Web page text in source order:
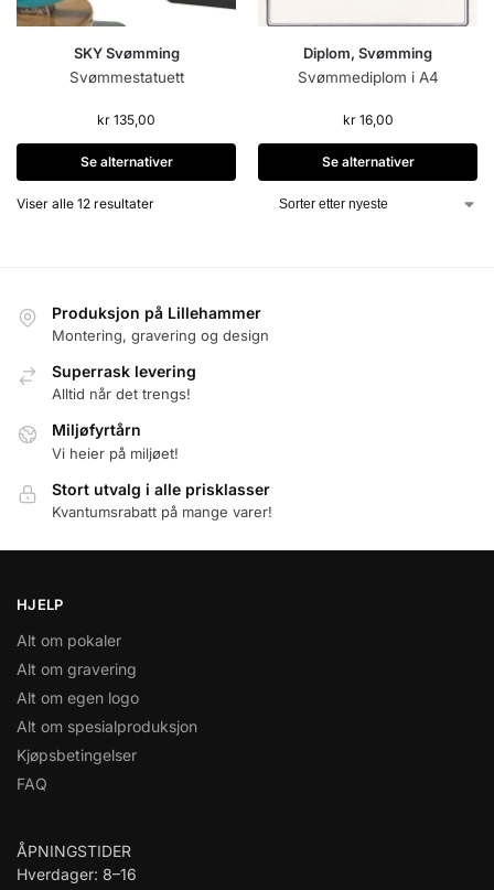
SKY Svømming
Svømmestatuett
kr 135,00
Se alternativer
Diplom, Svømming
Svømmediplom i A4
kr16,00
Se alternativer
Viser alle 12 resultater
Produksjon på Lillehammer
Montering, gravering og design
Superrask levering
Alltid når det trengs!
Miljøfyrtårn
Vi heier på miljøet!
Stort utvalg i alle prisklasser
Kvantumsrabatt på mange varer!
HJELP
Alt om pokaler
Alt om gravering
Alt om egen logo
Alt om spesialproduksjon
Kjøpsbetingelser
FAQ
ÅPNINGSTIDER
Hverdager: 8–16